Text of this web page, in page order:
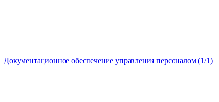
Документационное обеспечение управления персоналом (1/1)